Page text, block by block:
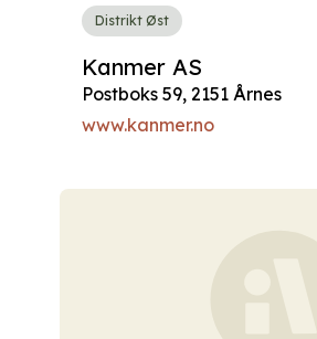
Distrikt Øst
Kanmer AS
Postboks 59, 2151 Årnes
www.kanmer.no